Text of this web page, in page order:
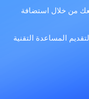
من خلال استضافة
المساعدة التقنية